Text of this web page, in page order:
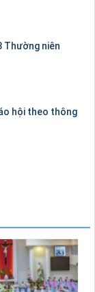
Thường niên
hội theo thông